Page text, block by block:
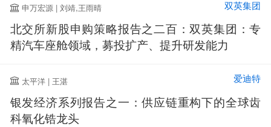
申万宏源 | 刘靖,王雨晴 双英集团
北交所新股申购策略报告之二百：双英集团：专
精汽车座舱领域，募投扩产、提升研发能力
太平洋 | 王湛 爱迪特
银发经济系列报告之一：供应链重构下的全球齿
科氧化锆龙头